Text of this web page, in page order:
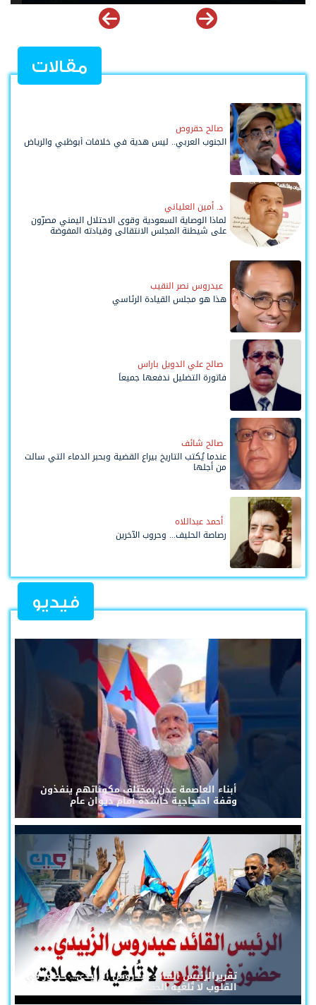
مقالات
صالح حقروص
الجنوب العربي.. ليس هدية في خلافات أبوظبي والرياض
د. أمين العلياني
لماذا الوصاية السعودية وقوى الاحتلال اليمني مصرّون
على شيطنة المجلس الانتقالي وقيادته المفوضة
عيدروس نصر النقيب
هذا هو مجلس القيادة الرئاسي
صالح علي الدويل باراس
فاتورة التضليل ندفعها جميعاً
صالح شائف
عندما يُكتب التاريخ بيراع القضية وبحبر الدماء التي سالت
من أجلها
أحمد عبداللاه
رصاصة الحليف... وحروب الآخرين
فيديو
أبناء العاصمة عدن بمختلف مكوناتهم ينفذون
وقفة احتجاجية حاشدة أمام ديوان عام
تقريرالرئيس القائد عيدروس الزُبيدي... حضورٌ في
القلوب لا تُلغيه الحملات